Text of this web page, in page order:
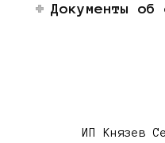
Документы об
ИП Князев